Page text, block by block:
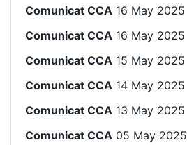
Comunicat CCA 16 May 2025
Comunicat CCA 16 May 2025
Comunicat CCA 15 May 2025
Comunicat CCA 14 May 2025
Comunicat CCA 13 May 2025
Comunicat CCA 05 May 2025